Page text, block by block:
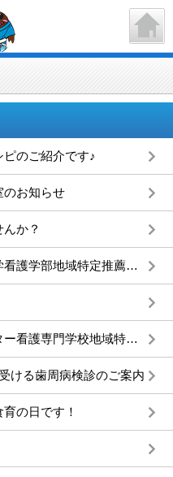
のご紹介です♪
のお知らせ
か？
令和９年度 茨城キリスト教大学看護学部地域特定推薦について
令和９年度日立メディカルセンター看護専門学校地域特定推薦について
ける歯周病検診のご案内
の日です！